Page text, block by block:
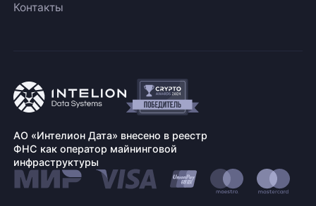
Контакты
АО «Интелион Дата» внесено в реестр
ФНС как оператор майнинговой
инфраструктуры